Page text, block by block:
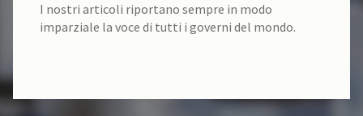
I nostri articoli riportano sempre in modo
imparziale la voce di tutti i governi del mondo.